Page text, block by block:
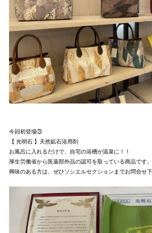
今回初登場③
【 光明石 】天然鉱石浴用剤
お風呂に入れるだけで、自宅の浴槽が温泉に！！
厚生労働省から医薬部外品の認可を取っている商品です。
興味のある方は、ぜひソシエルセクションまでお問合せ下